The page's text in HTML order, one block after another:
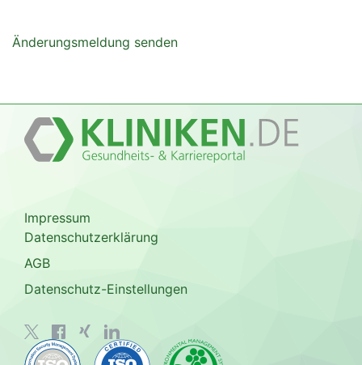
Änderungsmeldung senden
Impressum
Datenschutzerklärung
AGB
Datenschutz-Einstellungen